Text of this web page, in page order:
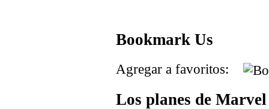
Bookmark Us
Agregar a favoritos:
Los planes de